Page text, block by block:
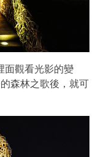
面觀看光影的變
森林之歌後，就可